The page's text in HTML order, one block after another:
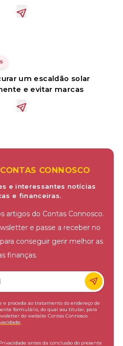
um escaldão solar
e evitar marcas
CONNOSCO
e interessantes notícias
e financeiras.
artigos do Contas Connosco.
e passe a receber no
conseguir gerir melhor as
finanças.
e proceda ao tratamento do endereço de
formulário, do qual sou titular, para
do website Contas Connosco.
antes da conclusão do presente